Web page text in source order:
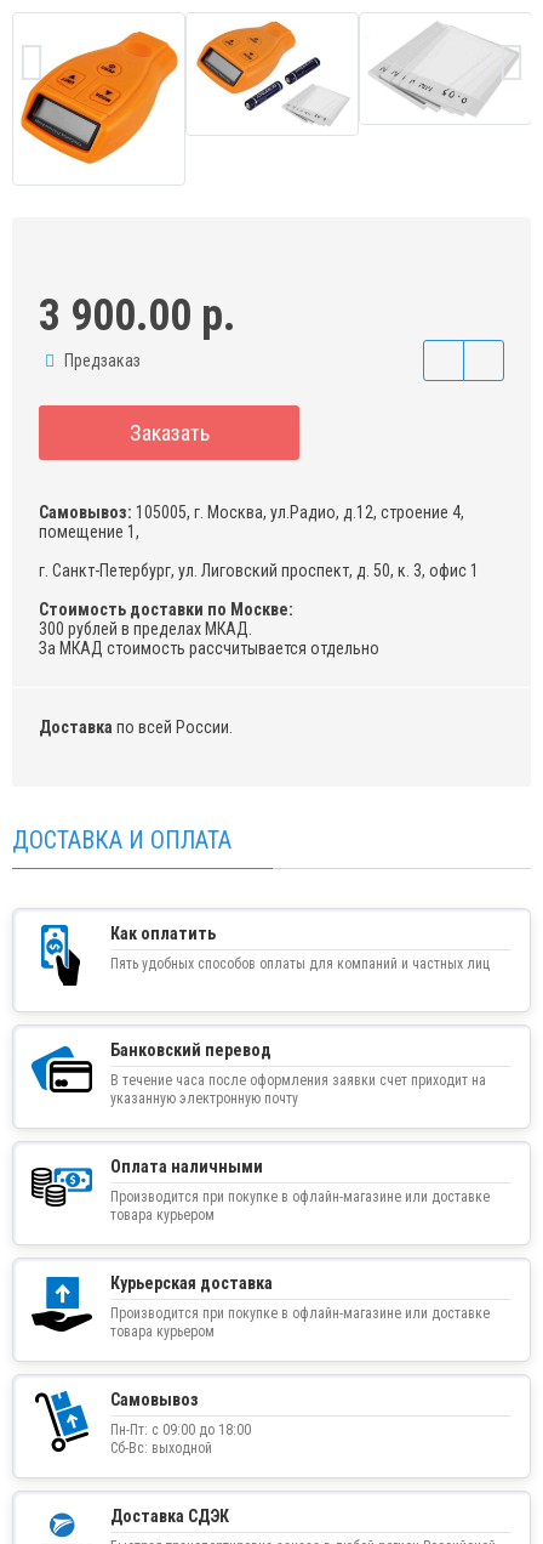
3 900.00 р.
Предзаказ
Заказать
Самовывоз: 105005, г. Москва, ул.Радио, д.12, строение 4,
помещение 1,
г. Санкт-Петербург, ул. Лиговский проспект, д. 50, к. 3, офис 1
Стоимость доставки по Москве:
300 рублей в пределах МКАД.
За МКАД стоимость рассчитывается отдельно
Доставка по всей России.
ДОСТАВКА И ОПЛАТА
Как оплатить
Пять удобных способов оплаты для компаний и частных лиц
Банковский перевод
В течение часа после оформления заявки счет приходит на
указанную электронную почту
Оплата наличными
Производится при покупке в офлайн-магазине или доставке
товара курьером
Курьерская доставка
Производится при покупке в офлайн-магазине или доставке
товара курьером
Самовывоз
Пн-Пт: с 09:00 до 18:00
Сб-Вс: выходной
Доставка СДЭК